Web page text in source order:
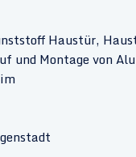
Haustür,
und Montage von